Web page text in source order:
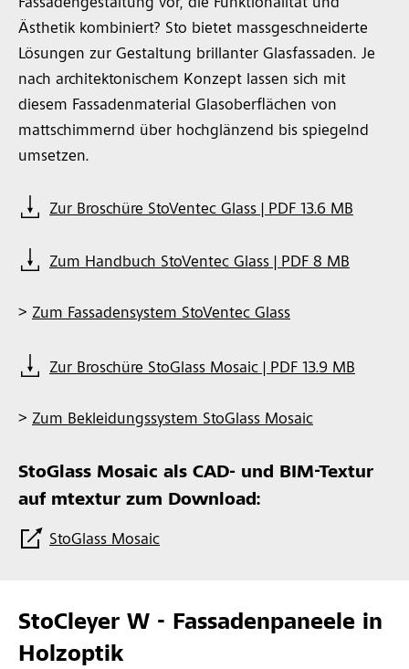
Fassadengestaltung vor, die Funktionalität und
Ästhetik kombiniert? Sto bietet massgeschneiderte
Lösungen zur Gestaltung brillanter Glasfassaden. Je
nach architektonischem Konzept lassen sich mit
diesem Fassadenmaterial Glasoberflächen von
mattschimmernd über hochglänzend bis spiegelnd
umsetzen.
Zur Broschüre StoVentec Glass | PDF 13.6 MB
Zum Handbuch StoVentec Glass | PDF 8 MB
> Zum Fassadensystem StoVentec Glass
Zur Broschüre StoGlass Mosaic | PDF 13.9 MB
> Zum Bekleidungssystem StoGlass Mosaic
StoGlass Mosaic als CAD- und BIM-Textur
auf mtextur zum Download:
StoGlass Mosaic
StoCleyer W - Fassadenpaneele in
Holzoptik